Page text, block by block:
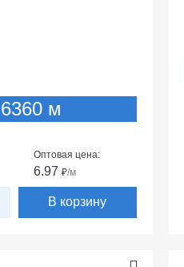
м
Оптовая цена:
6.97 ₽/м
В корзину